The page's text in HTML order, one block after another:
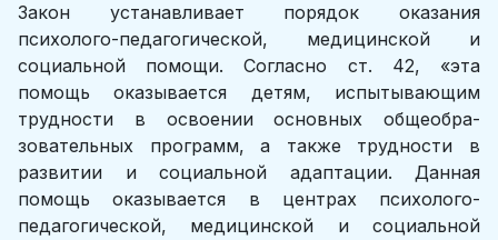
Закон устанавливает порядок оказания
психолого-педагогической, медицинской и
социальной помощи. Согласно ст. 42, «эта
помощь оказы­вается детям, испытывающим
трудности в освоении основных общеобра­
зовательных программ, а также трудности в
развитии и социальной адап­тации. Данная
помощь оказывается в центрах психолого-
педагогической, медицинской и социальной